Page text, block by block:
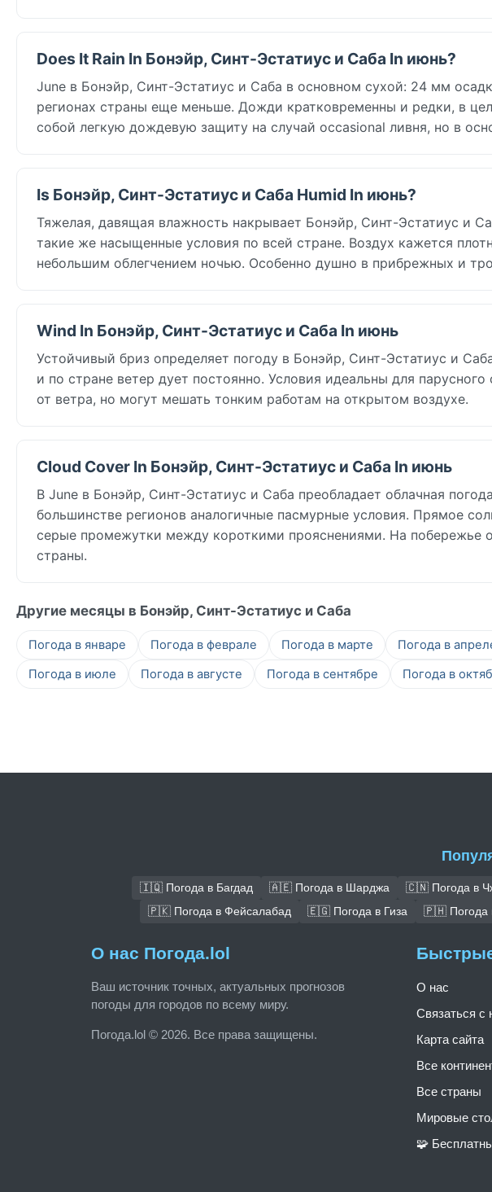
Does It Rain In Бонэйр, Синт-Эстатиус и Саба In июнь?
June в Бонэйр, Синт-Эстатиус и Саба в основном сухой: 24 мм
регионах страны еще меньше. Дожди кратковременны и редки, в
собой легкую дождевую защиту на случай occasional ливня, но в
Is Бонэйр, Синт-Эстатиус и Саба Humid In июнь?
Тяжелая, давящая влажность накрывает Бонэйр, Синт-Эстатиус и
такие же насыщенные условия по всей стране. Воздух кажется
небольшим облегчением ночью. Особенно душно в прибрежных и
Wind In Бонэйр, Синт-Эстатиус и Саба In июнь
Устойчивый бриз определяет погоду в Бонэйр, Синт-Эстатиус и
и по стране ветер дует постоянно. Условия идеальны для
от ветра, но могут мешать тонким работам на открытом воздухе.
Cloud Cover In Бонэйр, Синт-Эстатиус и Саба In июнь
В June в Бонэйр, Синт-Эстатиус и Саба преобладает облачная
большинстве регионов аналогичные пасмурные условия. Прямое
серые промежутки между короткими прояснениями. На побережье
страны.
Другие месяцы в Бонэйр, Синт-Эстатиус и Саба
Погода в январе Погода в феврале Погода в марте Погода в
Погода в июле
Погода в августе Погода в сентябре Погода в
🇮🇶 Погода в Багдад 🇦🇪 Погода в Шарджа 🇨🇳 Погода в
🇵🇰 Погода в Фейсалабад
🇪🇬 Погода в Гиза 🇵🇭 Погода
О нас Погода.lol
Ваш источник точных, актуальных прогнозов
погоды для городов по всему миру.
Погода.lol © 2026. Все права защищены.
О нас
Связаться с
Карта сайта
Все
Все страны
Мировые
🧩